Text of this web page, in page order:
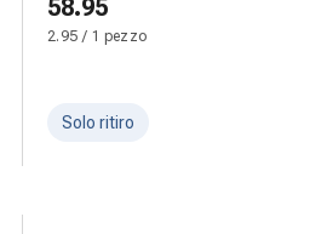
58.95
2.95 / 1 pezzo
Solo ritiro